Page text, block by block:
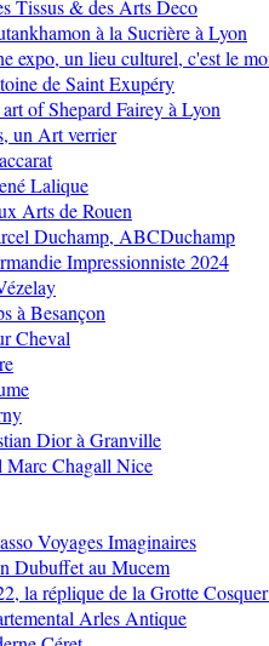
Tissus & des Arts Deco
à la Sucrière à Lyon
expo, un lieu culturel, c'est le
de Saint Exupéry
of Shepard Fairey à Lyon
un Art verrier
Lalique
Arts de Rouen
Duchamp, ABCDuchamp
Impressionniste 2024
à Besançon
Cheval
Dior à Granville
Marc Chagall Nice
Voyages Imaginaires
Dubuffet au Mucem
la réplique de la Grotte
Arles Antique